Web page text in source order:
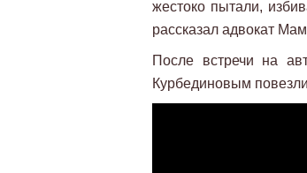
жестоко пытали,
рассказал адвокат
После встречи на
Курбединовым